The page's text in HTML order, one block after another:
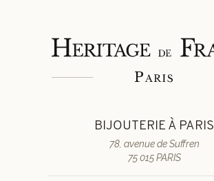
BIJOUTERIE À PARIS
78, avenue de Suffren
75 015 PARIS